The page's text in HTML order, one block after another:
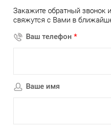
Закажите обратный звонок
свяжутся с Вами в
Ваш телефон *
Ваше имя